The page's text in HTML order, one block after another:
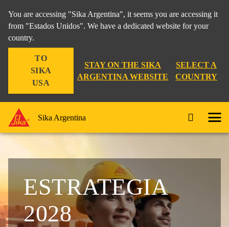
You are accessing "Sika Argentina", it seems you are accessing it
from "Estados Unidos". We have a dedicated website for your
country.
TO
SIKA
USA
STAY ON THE SIKA
ARGENTINA WEBSITE
SELECT A
COUNTRY
Sika Argentina
ESTRATEGIA
2028